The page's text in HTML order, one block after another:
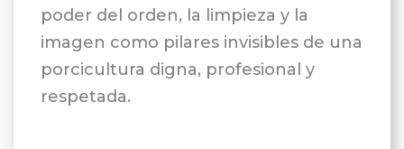
poder del orden, la limpieza y la
imagen como pilares invisibles de una
porcicultura digna, profesional y
respetada.